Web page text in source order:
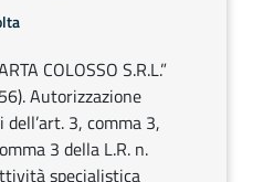
COLOSSO S.R.L.”
Autorizzazione
dell’art. 3, comma 3,
3 della L.R. n.
specialistica